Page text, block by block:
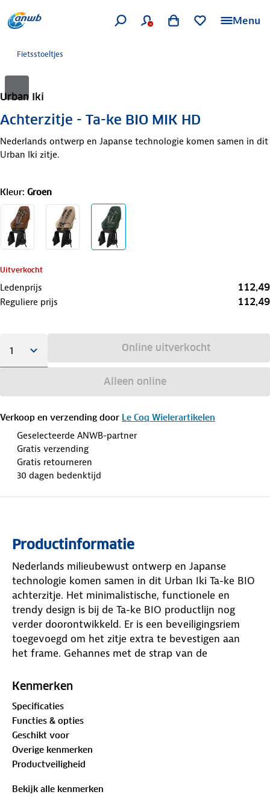
Menu
Fietsstoeltjes
Urban Iki
Achterzitje - Ta-ke BIO MIK HD
Nederlands ontwerp en Japanse technologie komen samen in dit
Urban Iki zitje.
Kleur: Groen
Uitverkocht
Ledenprijs 112,49
Reguliere prijs 112,49
Online uitverkocht
Alleen online
Verkoop en verzending door Le Coq Wielerartikelen
Geselecteerde ANWB-partner
Gratis verzending
Gratis retourneren
30 dagen bedenktijd
Productinformatie
Nederlands milieubewust ontwerp en Japanse
technologie komen samen in dit Urban Iki Ta-ke BIO
achterzitje. Het minimalistische, functionele en
trendy design is bij de Ta-ke BIO productlijn nog
verder doorontwikkeld. Er is een beveiligingsriem
toegevoegd om het zitje extra te bevestigen aan
het frame. Gehannes met de strap van de
tot het verleden! De voetsteun is namelijk zowel
te passen. Dit zitje bestaat voor een deel uit bio
plastic, geproduceerd van rijstvlies en daardoor
beter voor het milieu.Dit achterzitje wordt geleverd
incl. geïntegreerde MIK HD adapterplaat voor
eenvoudig bevestigen op fietsen met MIK HD
drager. Het zitje is geschikt voor kinderen vanaf 9
Kenmerken
Specificaties
Functies & opties
Geschikt voor
Overige kenmerken
Productveiligheid
Bekijk alle kenmerken